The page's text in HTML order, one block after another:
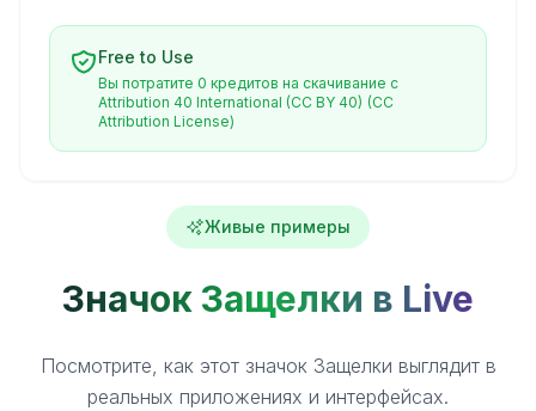
Free to Use
Вы потратите 0 кредитов на скачивание с
Attribution 40 International (CC BY 40) (CC
Attribution License)
Живые примеры
Значок Защелки в Live
Посмотрите, как этот значок Защелки выглядит в
реальных приложениях и интерфейсах.